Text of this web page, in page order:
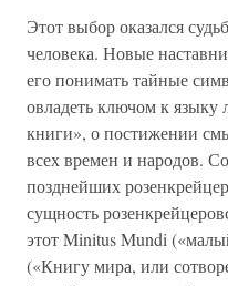
Этот выбор оказался
человека. Новые
его понимать тайные
овладеть ключом к языку
книги», о постижении
всех времен и народов.
позднейших
сущность
этот Minitus Mundi
(«Книгу мира, или